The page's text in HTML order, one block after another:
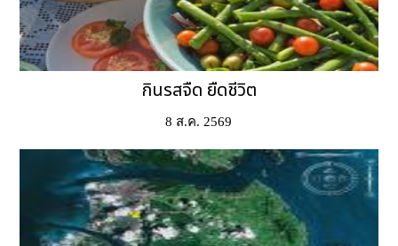
กินรสจืด ยืดชีวิต
8 ส.ค. 2569